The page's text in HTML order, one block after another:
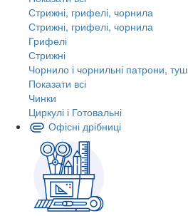
Стрижні, грифелі, чорнила
Стрижні, грифелі, чорнила
Грифелі
Стрижні
Чорнило і чорнильні патрони, туш
Показати всі
Чинки
Циркулі і Готовальні
Офісні дрібниці